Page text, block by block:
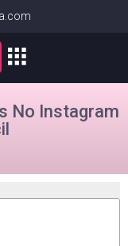
No Instagram